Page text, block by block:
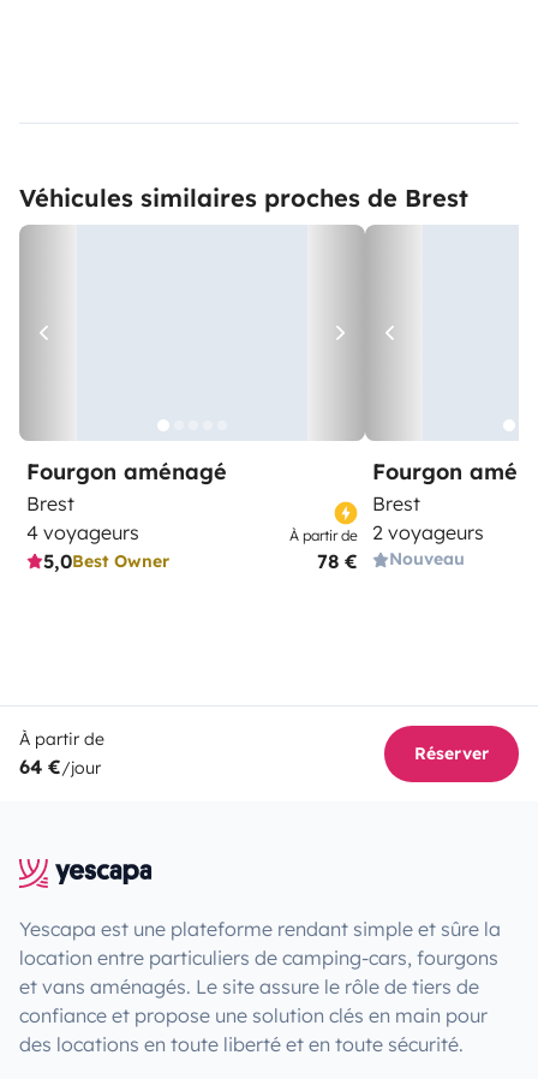
Véhicules similaires proches de Brest
Fourgon aménagé
Brest
4 voyageurs
5,0Best Owner
À partir de
78 €
Fourgon
Brest
2 voyageurs
Nouveau
À partir de
64 €/jour
Réserver
Yescapa est une plateforme rendant simple et sûre la
location entre particuliers de camping-cars, fourgons
et vans aménagés. Le site assure le rôle de tiers de
confiance et propose une solution clés en main pour
des locations en toute liberté et en toute sécurité.